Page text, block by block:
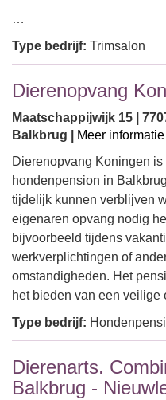
…
Type bedrijf: Trimsalon
Dierenopvang
Maatschappijwijk 15 |
Balkbrug |
Meer informatie
Dierenopvang Koningen is
hondenpension in
tijdelijk kunnen verblijven
eigenaren opvang nodig
bijvoorbeeld tijdens
werkverplichtingen of
omstandigheden. Het
het bieden van een
Type bedrijf:
Dierenarts.
Balkbrug -